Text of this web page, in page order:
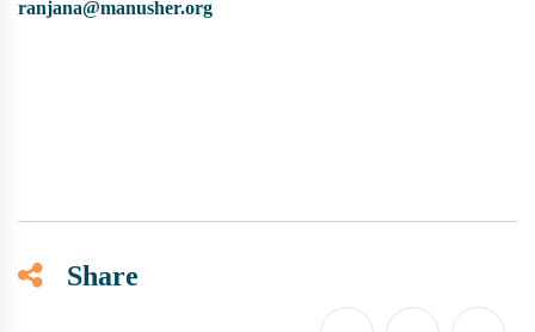
ranjana@manusher.org
Share